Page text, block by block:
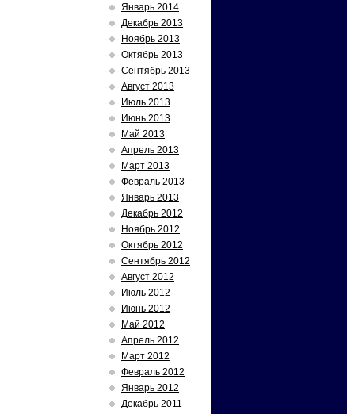
Январь 2014
Декабрь 2013
Ноябрь 2013
Октябрь 2013
Сентябрь 2013
Август 2013
Июль 2013
Июнь 2013
Май 2013
Апрель 2013
Март 2013
Февраль 2013
Январь 2013
Декабрь 2012
Ноябрь 2012
Октябрь 2012
Сентябрь 2012
Август 2012
Июль 2012
Июнь 2012
Май 2012
Апрель 2012
Март 2012
Февраль 2012
Январь 2012
Декабрь 2011